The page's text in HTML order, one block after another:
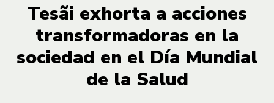
Tesãi exhorta a acciones
transformadoras en la
sociedad en el Día Mundial
de la Salud